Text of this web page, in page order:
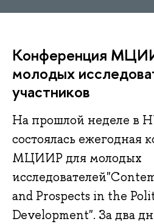
Конференция
молодых
участников
На прошлой неделе
состоялась ежегодная
МЦИИР для молодых
and Prospects in the
Development". За два